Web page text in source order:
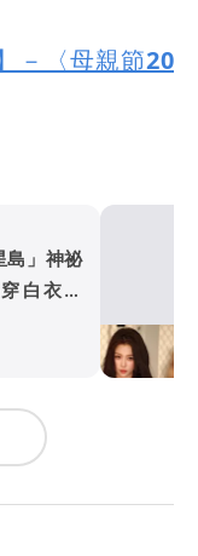
－〈母親節20
島」神祕
白衣朝